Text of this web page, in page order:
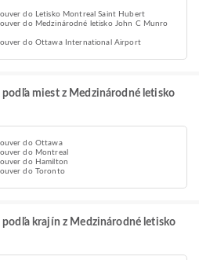
do Letisko Montreal Saint Hubert
do Medzinárodné letisko John C Munro
do Ottawa International Airport
podľa miest z Medzinárodné letisko
do Ottawa
do Montreal
do Hamilton
do Toronto
podľa krajín z Medzinárodné letisko